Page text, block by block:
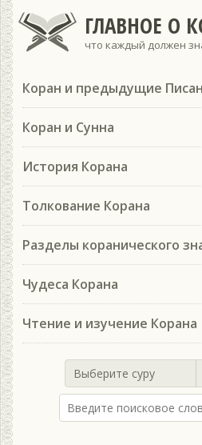
ГЛАВНОЕ О
что каждый должен
Коран и предыдущие
Коран и Сунна
История Корана
Толкование Корана
Разделы коранического
Чудеса Корана
Чтение и изучение Корана
Выберите суру